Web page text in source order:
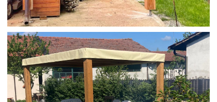
STRUTTURA IN LARICE U/F CON INCASTRI